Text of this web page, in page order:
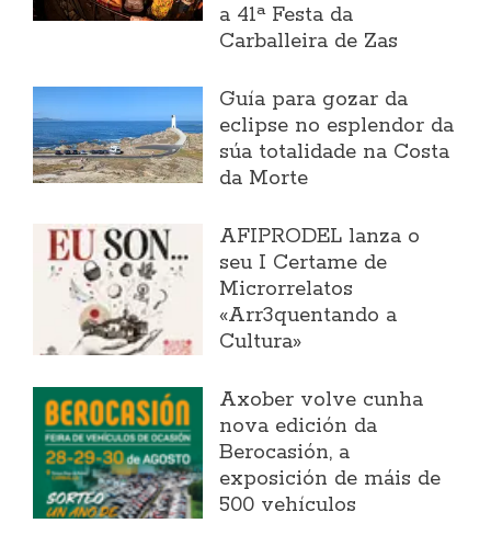
a 41ª Festa da
Carballeira de Zas
Guía para gozar da
eclipse no esplendor da
súa totalidade na Costa
da Morte
AFIPRODEL lanza o
seu I Certame de
Microrrelatos
«Arr3quentando a
Cultura»
Axober volve cunha
nova edición da
Berocasión, a
exposición de máis de
500 vehículos